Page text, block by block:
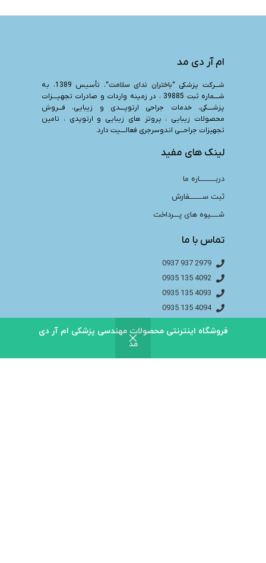
فروشگاه اینترنتی محصولات مهندسی پزشکی ام آر دی
مد
ام آر دی مد
شـــرکت پزشکی “باختران ندای سلامت
“، تأسیس 1389، به
شــــماره ثبت 39885 ، در زمینه واردات و صادرات تجهیــــزات
پزشــــکی، خدمات جراحی ارتوپــــدی و زیبایی، فـــروش
محصولات زیبایی ، پروتز های زیبایی و ارتوپدی ، تامین
تجهیزات جراحـــی اندوسرجری فعالــــیت دارد.
لینک های مفید
دربـــــــــاره ما
ثبت ســـــــفارش
شــــیوه های پـــرداخت
تماس با ما
2979 937 0937
4092 135 0935
4093 135 0935
4094 135 0935
فیســــبوک مــــا